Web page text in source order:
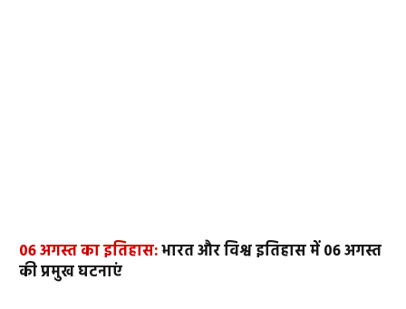
06 अगस्त का इतिहास:भारत और विश्व इतिहास में 06 अगस्त
की प्रमुख घटनाएं